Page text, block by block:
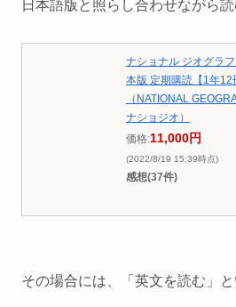
日本語版と照らし合わせながら
ナショナル ジオグラフ
本版 定期購読【1年12
（NATIONAL
ナショジオ）
価格:11,000円
(2022/8/19 15:39時点)
感想(37件)
その場合には、「英文を読む」と